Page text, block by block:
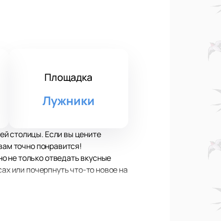
Площадка
Лужники
столицы. Если вы цените
точно понравится!
не только отведать вкусные
или почерпнуть что-то новое на
площадки для тех, кто любит